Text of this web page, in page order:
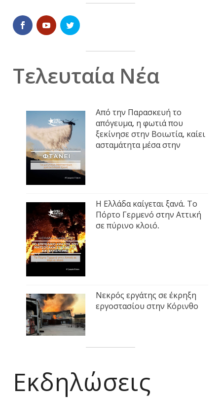
Τελευταία Νέα
Από την Παρασκευή το
απόγευμα, η φωτιά που
ξεκίνησε στην Βοιωτία, καίει
ασταμάτητα μέσα στην
Η Ελλάδα καίγεται ξανά. Το
Πόρτο Γερμενό στην Αττική
σε πύρινο κλοιό.
Νεκρός εργάτης σε έκρηξη
εργοστασίου στην Κόρινθο
Εκδηλώσεις